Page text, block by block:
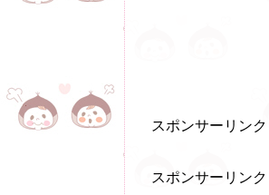
スポンサーリンク
スポンサーリンク